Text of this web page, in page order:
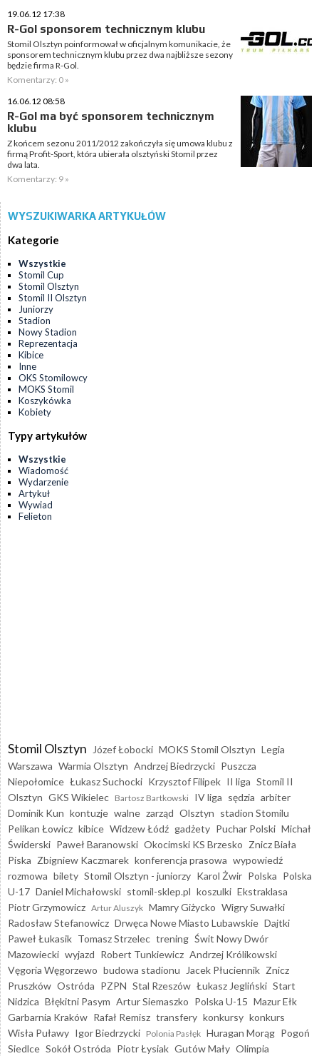
19.06.12 17:38
R-Gol sponsorem technicznym klubu
Stomil Olsztyn poinformował w oficjalnym komunikacie, że
sponsorem technicznym klubu przez dwa najbliższe sezony
będzie firma R-Gol.
Komentarzy: 0 »
16.06.12 08:58
R-Gol ma być sponsorem technicznym
klubu
Z końcem sezonu 2011/2012 zakończyła się umowa klubu z
firmą Profit-Sport, która ubierała olsztyński Stomil przez
dwa lata.
Komentarzy: 9 »
WYSZUKIWARKA ARTYKUŁÓW
Kategorie
Wszystkie
Stomil Cup
Stomil Olsztyn
Stomil II Olsztyn
Juniorzy
Stadion
Nowy Stadion
Reprezentacja
Kibice
Inne
OKS Stomilowcy
MOKS Stomil
Koszykówka
Kobiety
Typy artykułów
Wszystkie
Wiadomość
Wydarzenie
Artykuł
Wywiad
Felieton
Stomil Olsztyn Józef Łobocki MOKS Stomil Olsztyn Legia
Warszawa Warmia Olsztyn Andrzej Biedrzycki Puszcza
Niepołomice Łukasz Suchocki Krzysztof Filipek II liga Stomil II
Olsztyn GKS Wikielec Bartosz Bartkowski IV liga sędzia arbiter
Dominik Kun kontuzje walne zarząd Olsztyn stadion Stomilu
Pelikan Łowicz kibice Widzew Łódź gadżety Puchar Polski Michał
Świderski Paweł Baranowski Okocimski KS Brzesko Znicz Biała
Piska Zbigniew Kaczmarek konferencja prasowa wypowiedź
rozmowa bilety Stomil Olsztyn - juniorzy Karol Żwir Polska Polska
U-17 Daniel Michałowski stomil-sklep.pl koszulki Ekstraklasa
Piotr Grzymowicz Artur Aluszyk Mamry Giżycko Wigry Suwałki
Radosław Stefanowicz Drwęca Nowe Miasto Lubawskie Dajtki
Paweł Łukasik Tomasz Strzelec trening Świt Nowy Dwór
Mazowiecki wyjazd Robert Tunkiewicz Andrzej Królikowski
Vęgoria Węgorzewo budowa stadionu Jacek Płuciennik Znicz
Pruszków Ostróda PZPN Stal Rzeszów Łukasz Jegliński Start
Nidzica Błękitni Pasym Artur Siemaszko Polska U-15 Mazur Ełk
Garbarnia Kraków Rafał Remisz transfery konkursy konkurs
Wisła Puławy Igor Biedrzycki Polonia Pasłęk Huragan Morąg Pogoń
Siedlce Sokół Ostróda Piotr Łysiak Gutów Mały Olimpia